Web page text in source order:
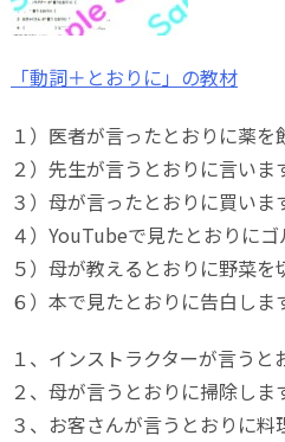
「動詞＋とおりに」の教材
１）医者が言ったとおりに薬を
２）先生が言うとおりに言いま
３）母が言ったとおりに買いま
４）YouTubeで見たとおりにゴ
５）母が教えるとおりに野菜を
６）本で見たとおりに告白しま
１、インストラクターが言うと
２、母が言うとおりに掃除しま
３、お客さんが言うとおりに料